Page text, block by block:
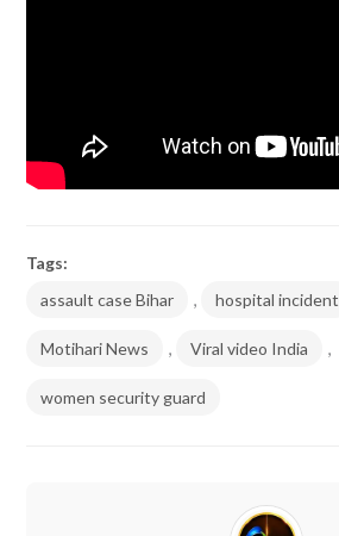
Tags:
assault case Bihar
, hospital incident
Motihari News , Viral video India ,
women security guard